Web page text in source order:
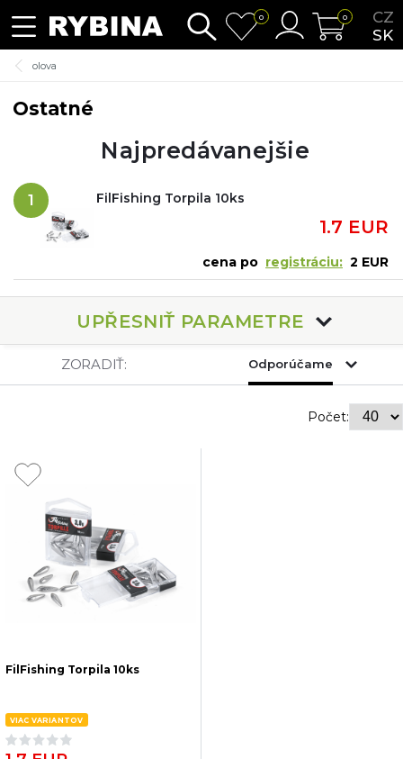
CZ
SK
0 0
olova
Ostatné
Najpredávanejšie
1 FilFishing Torpila 10ks
1.7 EUR
cena po registráciu: 2 EUR
UPŘESNIŤ PARAMETRE
ZORADIŤ: Odporúčame
Počet:
FilFishing Torpila 10ks
VIAC VARIANTOV